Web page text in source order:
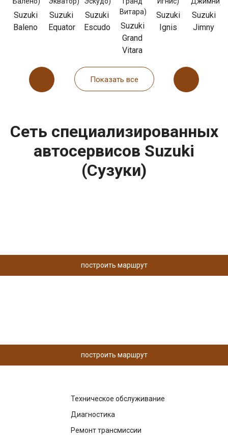
Suzuki
Baleno
Suzuki
Equator
Suzuki
Escudo
Suzuki
Grand
Vitara
Suzuki
Ignis
Suzuki
Jimny
Показать все
Сеть специализированных
автосервисов Suzuki
(Сузуки)
построить маршрут
построить маршрут
Техническое обслуживание
Диагностика
Ремонт трансмиссии